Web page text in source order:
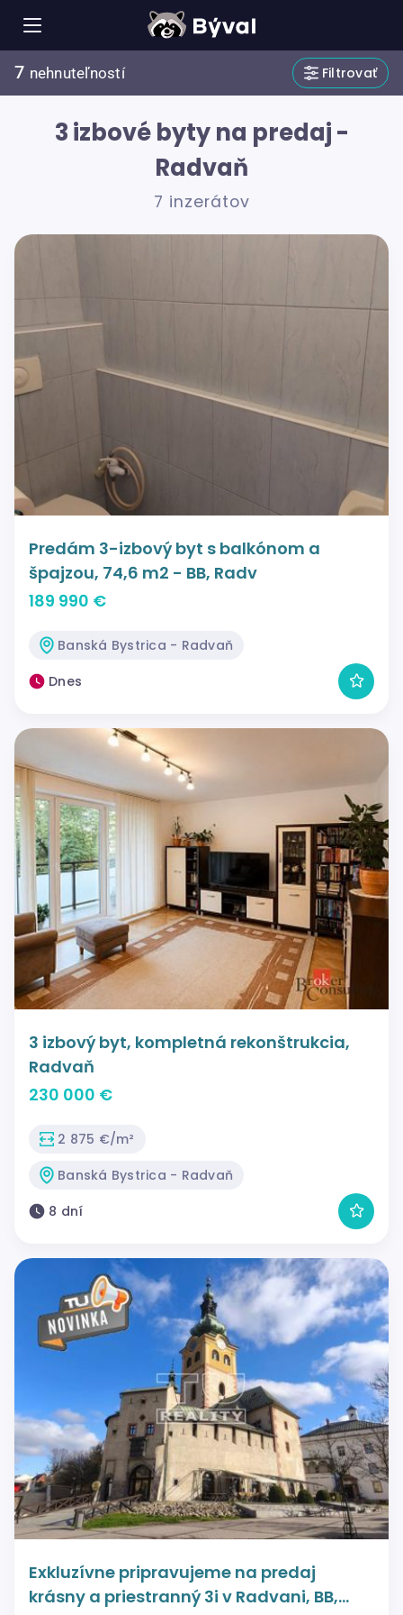
7 nehnuteľností Filtrovať
3 izbové byty na predaj -
Radvaň
7 inzerátov
Predám 3-izbový byt s balkónom a
špajzou, 74,6 m2 - BB, Radv
189 990 €
Banská Bystrica - Radvaň
Dnes
3 izbový byt, kompletná rekonštrukcia,
Radvaň
230 000 €
2 875 €/m²
Banská Bystrica - Radvaň
8 dní
Exkluzívne pripravujeme na predaj
krásny a priestranný 3i v Radvani, BB,